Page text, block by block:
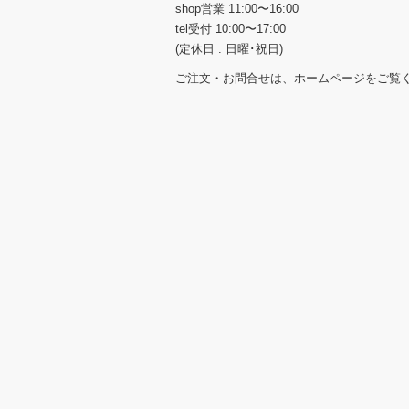
shop営業 11:00〜16:00
tel受付 10:00〜17:00
(定休日 : 日曜･祝日)
ご注文・お問合せは、ホームページをご覧